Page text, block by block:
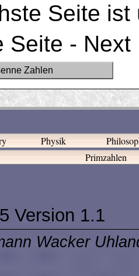
Seite
Seite - Next
Zahlen
Physik
Primzahlen
Version 1.1
Wacker